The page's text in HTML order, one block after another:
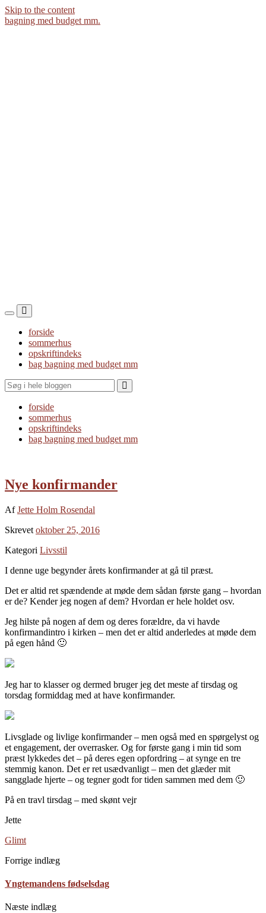
Skip to the content
bagning med budget mm.
Toggle
mobile
menu
Toggle
the
search
field
forside
sommerhus
opskriftindeks
bag bagning med budget mm
forside
sommerhus
opskriftindeks
bag bagning med budget mm
Nye konfirmander
AfJette Holm Rosendal
Skrevet oktober 25, 2016
Kategori Livsstil
I denne uge begynder årets konfirmander at gå til præst.
Det er altid ret spændende at møde dem sådan første gang – hvordan
er de? Kender jeg nogen af dem? Hvordan er hele holdet osv.
Jeg hilste på nogen af dem og deres forældre, da vi havde
konfirmandintro i kirken – men det er altid anderledes at møde dem
på egen hånd 🙂
Jeg har to klasser og dermed bruger jeg det meste af tirsdag og
torsdag formiddag med at have konfirmander.
Livsglade og livlige konfirmander – men også med en spørgelyst og
et engagement, der overrasker. Og for første gang i min tid som
præst lykkedes det – på deres egen opfordring – at synge en tre
stemmig kanon. Det er ret usædvanligt – men det glæder mit
sangglade hjerte – og tegner godt for tiden sammen med dem 🙂
På en travl tirsdag – med skønt vejr
Jette
Glimt
Forrige indlæg
Yngtemandens fødselsdag
Næste indlæg